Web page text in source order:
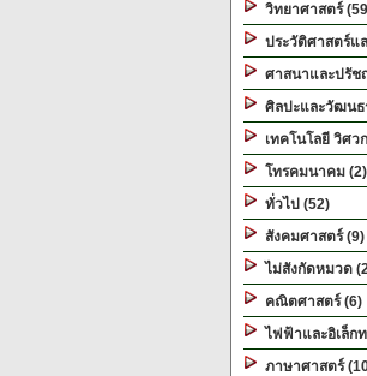
วิทยาศาสตร์
ประวัติศาสตร์แ
ศาสนาและปรัช
ศิลปะและวัฒนธ
เทคโนโลยี วิศว
โทรคมนาคม (2)
ทั่วไป (52)
สังคมศาสตร์ (9)
ไม่สังกัดหมวด
คณิตศาสตร์ (6)
ไฟฟ้าและอิเล็ก
ภาษาศาสตร์